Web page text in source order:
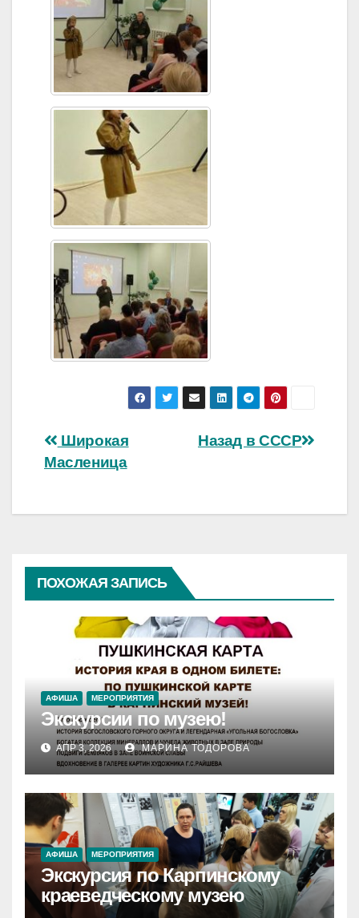
Навигация
по
записям
Назад в СССР
Широкая
Масленица
ПОХОЖАЯ ЗАПИСЬ
АФИША МЕРОПРИЯТИЯ
Экскурсии по музею!
АПР 3, 2026 МАРИНА ТОДОРОВА
АФИША МЕРОПРИЯТИЯ
Экскурсия по Карпинскому
краеведческому музею